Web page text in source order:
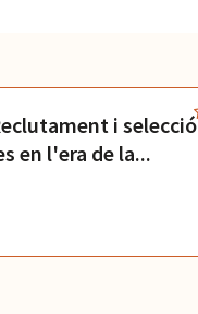
i selecció
en l'era de la...